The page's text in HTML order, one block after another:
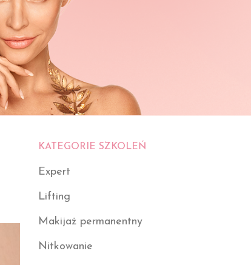
KATEGORIE SZKOLEŃ
Expert
Lifting
Makijaż permanentny
Nitkowanie